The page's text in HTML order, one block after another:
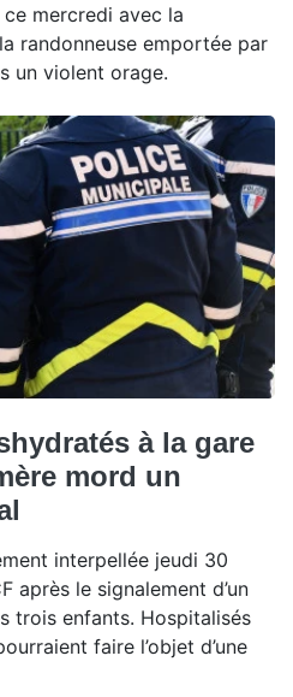
mercredi avec la
randonneuse emportée par
un violent orage.
à la gare
mord un
interpellée jeudi 30
après le signalement d’un
trois enfants. Hospitalisés
faire l’objet d’une